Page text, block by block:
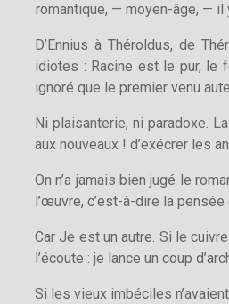
romantique, — moyen-âge, —
D’Ennius à Théroldus, de
idiotes : Racine est le pur, le
ignoré que le premier venu
Ni plaisanterie, ni paradoxe.
aux nouveaux ! d’exécrer les
On n’a jamais bien jugé le
l’œuvre, c’est-à-dire la
Car Je est un autre. Si le
l’écoute : je lance un coup
Si les vieux imbéciles